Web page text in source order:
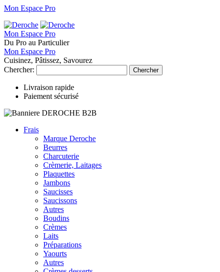
Mon Espace Pro
Mon Espace Pro
Du Pro au Particulier
Mon Espace Pro
Cuisinez, Pâtissez, Savourez
Chercher:
Chercher
Livraison rapide
Paiement sécurisé
Frais
Marque Deroche
Beurres
Charcuterie
Crèmerie, Laitages
Plaquettes
Jambons
Saucisses
Saucissons
Autres
Boudins
Crèmes
Laits
Préparations
Yaourts
Autres